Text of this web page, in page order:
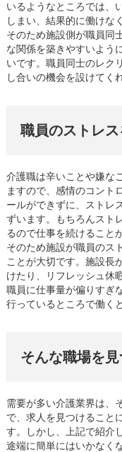
いるようなところでは、
しまい、結果的に働けな
そのため施設側が職員同
な関係を築きやすいよう
いです。職員同士のレク
し合いの機会を設けてく
職員のストレ
介護職は辛いことや嫌な
ますので、感情のコント
ールができずに、ストレ
ずいます。もちろんスト
るので仕事を続けること
そのため施設が職員のス
ことが大切です。施設長
けたり、リフレッシュ休
職員に仕事量が偏りすぎ
行っているところで働く
そんな職場を
需要が多い介護業界は、
で、求人を見つけること
す。しかし、上記で紹介
途端に簡単にはいかなく